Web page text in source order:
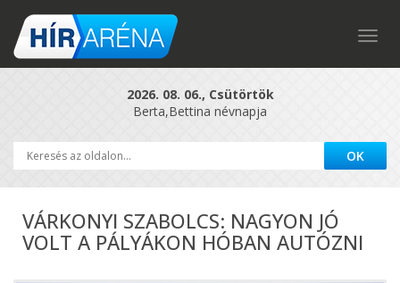
2026. 08. 06., Csütörtök
Berta,Bettina névnapja
VÁRKONYI SZABOLCS: NAGYON JÓ
VOLT A PÁLYÁKON HÓBAN AUTÓZNI